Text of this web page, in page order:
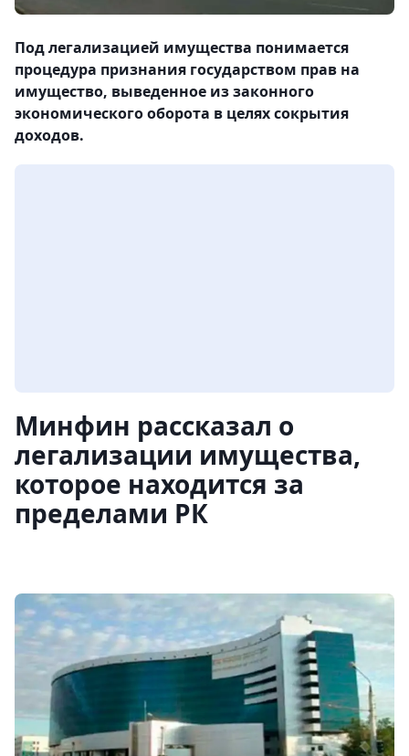
Под легализацией имущества понимается
процедура признания государством прав на
имущество, выведенное из законного
экономического оборота в целях сокрытия
доходов.
Минфин рассказал о
легализации имущества,
которое находится за
пределами РК